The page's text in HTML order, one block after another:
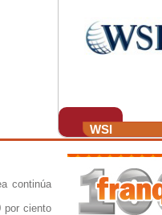
WSI
continúa
por ciento